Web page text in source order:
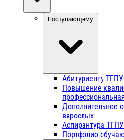
Поступающему
Абитуриенту ТГПУ
Повышение
Дополнительное
взрослых
Аспирантура ТГПУ
Портфолио